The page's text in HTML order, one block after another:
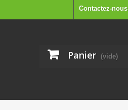
Contactez-nous
Panier (vide)